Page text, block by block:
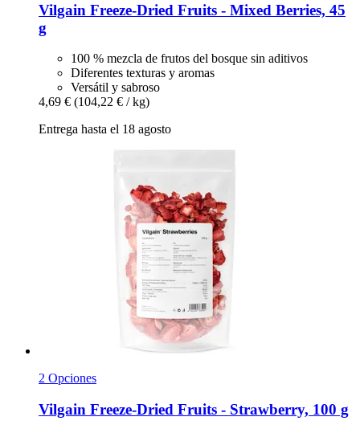
Vilgain Freeze-​Dried Fruits -​ Mixed Berries, 45
g
100 % mezcla de frutos del bosque sin aditivos
Diferentes texturas y aromas
Versátil y sabroso
4,69 € (104,22 € / kg)
Entrega hasta el 18 agosto
2 Opciones
Vilgain Freeze-​Dried Fruits -​ Strawberry, 100 g